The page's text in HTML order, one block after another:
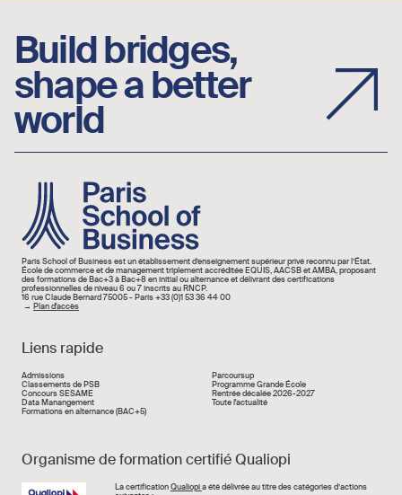
Build bridges,
shape a better
world
Image
Paris School of Business est un établissement d’enseignement supérieur privé reconnu par l’État.
École de commerce et de management triplement accréditée EQUIS, AACSB et AMBA, proposant
des formations de Bac+3 à Bac+8 en initial ou alternance et délivrant des certifications
professionnelles de niveau 6 ou 7 inscrits au RNCP.
16 rue Claude Bernard 75005 - Paris +33 (0)1 53 36 44 00
→ Plan d'accès
Liens rapide
Liens rapide
Admissions
Classements de PSB
Concours SESAME
Data Manangement
Formations en alternance (BAC+5)
Parcoursup
Programme Grande École
Rentrée décalée 2026-2027
Toute l'actualité
Organisme de formation certifié Qualiopi
Image La certificationQualiopia été délivrée au titre des catégories d’actions